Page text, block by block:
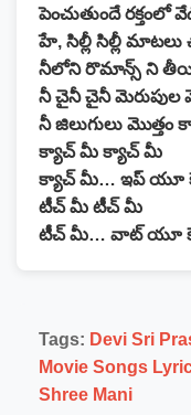
పెంచుతుందే రక్తంలో
హే, సిల్లీ సిల్లీ
నీలోని రొమాన్స్ ని
నీ చైనీ చైనీ మెరుపుల
నీ జిలుగులు మొత్తం
క్యాచ్ మీ క్యాచ్ మీ
క్యాచ్ మీ… ఇప్ యూ
టీచ్ మీ టీచ్ మీ
టీచ్ మీ… వాట్ యూ
Tags: Devi Sri
Movie Songs
Shree Mani